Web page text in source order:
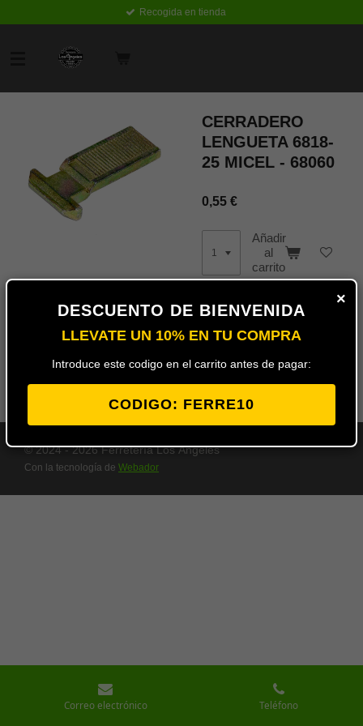
Recogida en tienda
CERRADERO
LENGUETA 6818-
25 MICEL - 68060
0,55 €
Añadir
al
carrito
Cierre de lengueta para
aluminio de la marca
© 2024 - 2026 Ferretería Los Ángeles
Con la tecnología de Webador
Correo electrónico Teléfono
×
DESCUENTO DE BIENVENIDA
LLEVATE UN 10% EN TU COMPRA
Introduce este codigo en el carrito antes de pagar:
CODIGO: FERRE10